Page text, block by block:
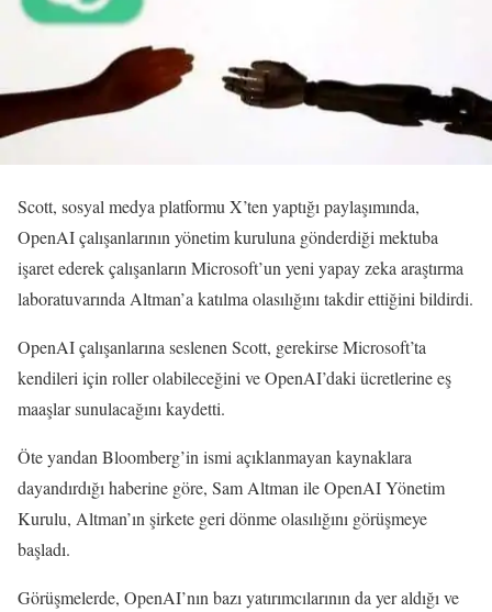
Scott, sosyal medya platformu X’ten yaptığı paylaşımında,
OpenAI çalışanlarının yönetim kuruluna gönderdiği mektuba
işaret ederek çalışanların Microsoft’un yeni yapay zeka araştırma
laboratuvarında Altman’a katılma olasılığını takdir ettiğini bildirdi.
OpenAI çalışanlarına seslenen Scott, gerekirse Microsoft’ta
kendileri için roller olabileceğini ve OpenAI’daki ücretlerine eş
maaşlar sunulacağını kaydetti.
Öte yandan Bloomberg’in ismi açıklanmayan kaynaklara
dayandırdığı haberine göre, Sam Altman ile OpenAI Yönetim
Kurulu, Altman’ın şirkete geri dönme olasılığını görüşmeye
başladı.
Görüşmelerde, OpenAI’nın bazı yatırımcılarının da yer aldığı ve